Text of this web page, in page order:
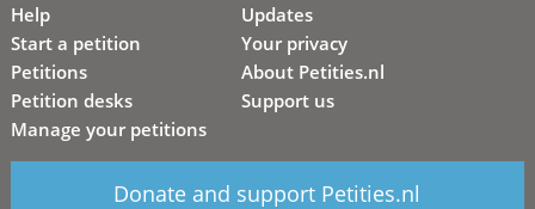
Help
Start a petition
Petitions
Petition desks
Manage your petitions
Updates
Your privacy
About Petities.nl
Support us
Donate and support Petities.nl